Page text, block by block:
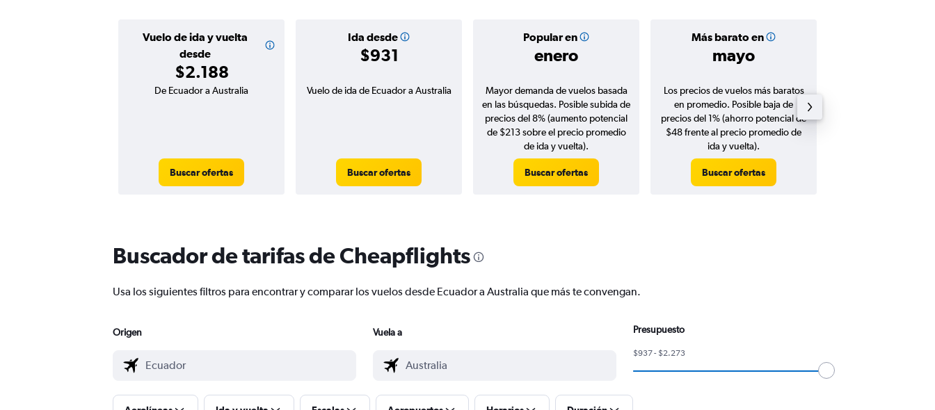
Vuelo de ida y vuelta
desde
$2.188
Ida desde
$931
Popular en
enero
Más barato en
mayo
De Ecuador a Australia
Buscar ofertas
Vuelo de ida de Ecuador a Australia
Buscar ofertas
Mayor demanda de vuelos basada
en las búsquedas. Posible subida de
precios del 8% (aumento potencial
de $213 sobre el precio promedio
de ida y vuelta).
Buscar ofertas
Los precios de vuelos más baratos
en promedio. Posible baja de
precios del 1% (ahorro potencial de
$48 frente al precio promedio de
ida y vuelta).
Buscar ofertas
Buscador de tarifas de Cheapflights
Usa los siguientes filtros para encontrar y comparar los vuelos desde Ecuador a Australia que más te convengan.
Origen Vuela a Presupuesto
$937 - $2.273